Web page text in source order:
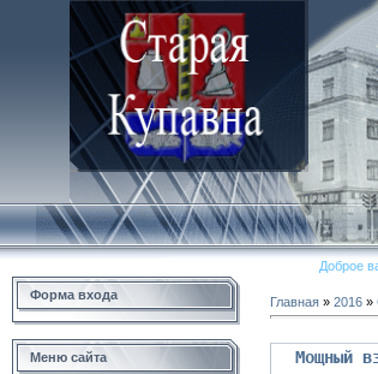
Доброе
Форма входа
Меню сайта
Главная » 2016 »
Мощный